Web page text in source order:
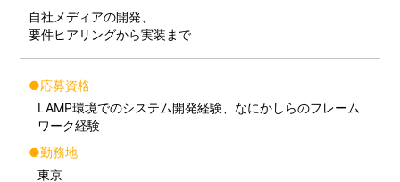
自社メディアの開発、
要件ヒアリングから実装まで
●応募資格
LAMP環境でのシステム開発経験、なにかしらのフレーム
ワーク経験
●勤務地
東京